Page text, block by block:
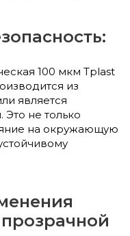
100 мкм Tplast
из
является
не только
на окружающую